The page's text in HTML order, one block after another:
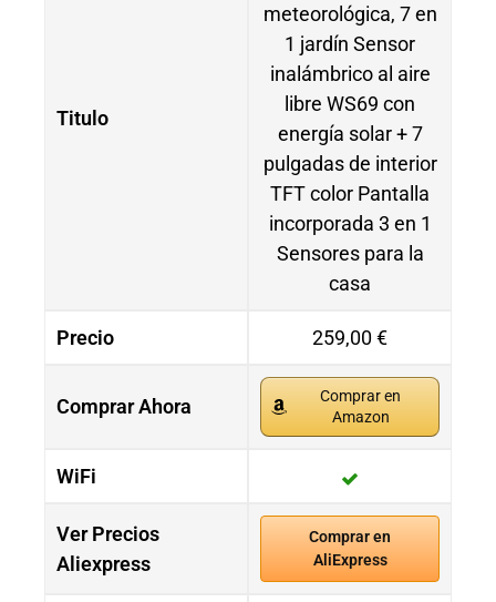
Titulo
meteorológica, 7 en
1 jardín Sensor
inalámbrico al aire
libre WS69 con
energía solar + 7
pulgadas de interior
TFT color Pantalla
incorporada 3 en 1
Sensores para la
casa
Precio 259,00 €
Comprar Ahora
Comprar en
Amazon
WiFi
Ver Precios
Aliexpress
Comprar en
AliExpress